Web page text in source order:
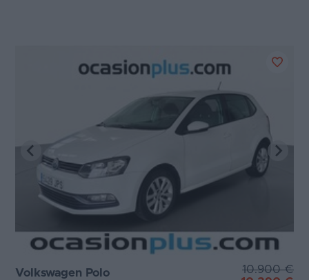
Volkswagen Polo
10.900 €